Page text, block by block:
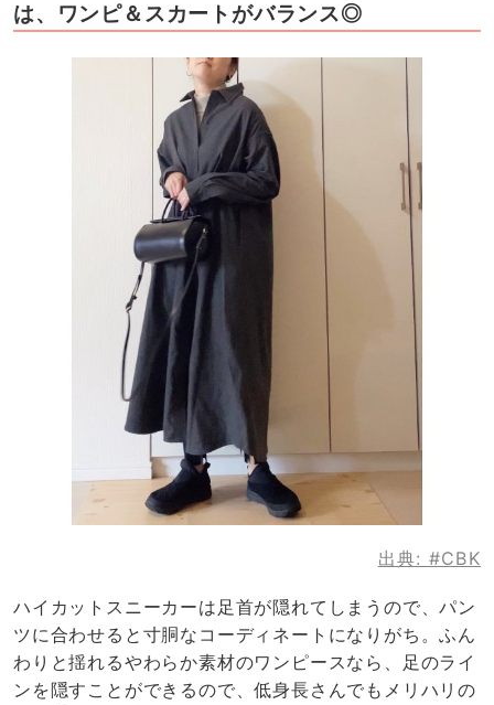
は、ワンピ＆スカートがバランス◎
出典: #CBK
ハイカットスニーカーは足首が隠れてしまうので、パン
ツに合わせると寸胴なコーディネートになりがち。ふん
わりと揺れるやわらか素材のワンピースなら、足のライ
ンを隠すことができるので、低身長さんでもメリハリの